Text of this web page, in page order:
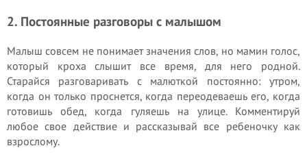
2. Постоянные разговоры с малышом
Малыш совсем не понимает значения слов, но мамин голос,
который кроха слышит все время, для него родной.
Старайся разговаривать с малюткой постоянно: утром,
когда он только проснется, когда переодеваешь его, когда
готовишь обед, когда гуляешь на улице. Комментируй
любое свое действие и рассказывай все ребеночку как
взрослому.